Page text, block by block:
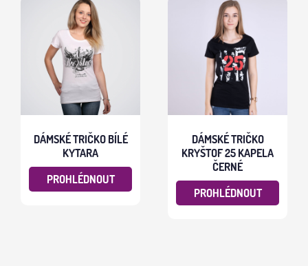
DÁMSKÉ TRIČKO BÍLÉ
KYTARA
PROHLÉDNOUT
DÁMSKÉ TRIČKO
KRYŠTOF 25 KAPELA
ČERNÉ
PROHLÉDNOUT